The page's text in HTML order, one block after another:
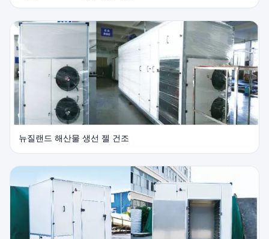
뉴질랜드 해산물 생선 젤 건조